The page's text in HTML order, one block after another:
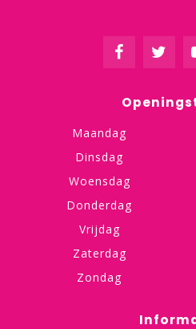
Maandag
Dinsdag
Woensdag
Donderdag
Vrijdag
Zaterdag
Zondag